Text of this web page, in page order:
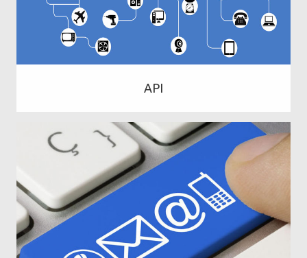
API